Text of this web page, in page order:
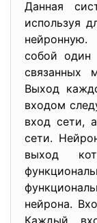
Данная
используя
нейронную.
собой один
связанных
Выход
входом
вход сети,
сети.
выход
нейрона.
Каждый